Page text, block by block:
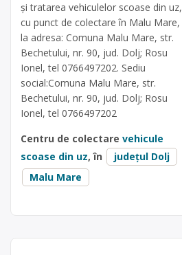
și tratarea vehiculelor scoase din uz,
cu punct de colectare în Malu Mare,
la adresa: Comuna Malu Mare, str.
Bechetului, nr. 90, jud. Dolj; Rosu
Ionel, tel 0766497202. Sediu
social:Comuna Malu Mare, str.
Bechetului, nr. 90, jud. Dolj; Rosu
Ionel, tel 0766497202
Centru de colectare vehicule
scoase din uz, în
județul Dolj
Malu Mare